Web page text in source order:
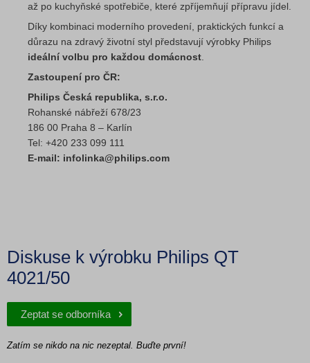
až po kuchyňské spotřebiče, které zpříjemňují přípravu jídel.
Díky kombinaci moderního provedení, praktických funkcí a
důrazu na zdravý životní styl představují výrobky Philips
ideální volbu pro každou domácnost
Zastoupení pro ČR:
Philips Česká republika, s.r.o.
Rohanské nábřeží 678/23
186 00 Praha 8 – Karlín
Tel: +420 233 099 111
E-mail: infolinka@philips.com
Diskuse k výrobku Philips QT
4021/50
Zeptat se odborníka
Zatím se nikdo na nic nezeptal. Buďte první!